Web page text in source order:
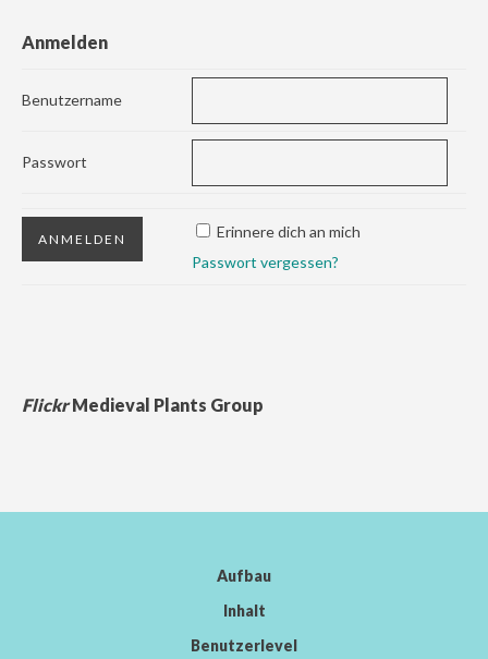
Anmelden
Benutzername
Passwort
Erinnere dich an mich
Passwort vergessen?
FlickrMedieval Plants Group
Aufbau
Inhalt
Benutzerlevel